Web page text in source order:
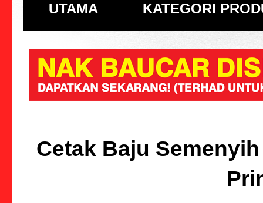
UTAMA KATEGORI
Cetak Baju